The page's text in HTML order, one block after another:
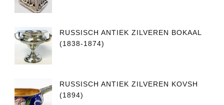
RUSSISCH ANTIEK ZILVEREN BOKAAL
(1838-1874)
RUSSISCH ANTIEK ZILVEREN KOVSH
(1894)